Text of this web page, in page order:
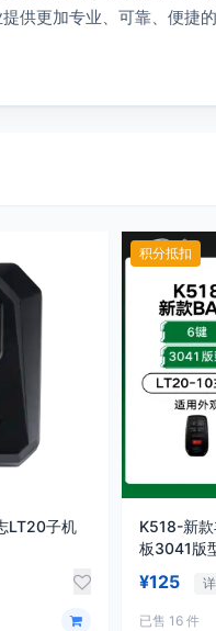
供更加专业、可靠、便捷
LT20子机
积分抵扣
K518-新
板3041版
¥125
已售 16 件